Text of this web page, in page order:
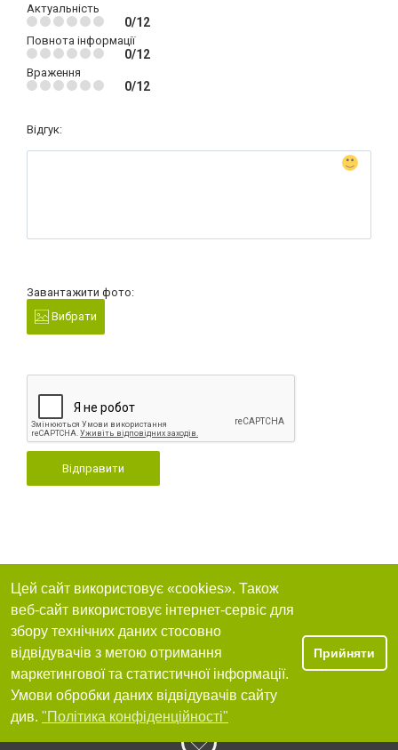
Актуальність
0/12
Повнота інформації
0/12
Враження
0/12
Відгук:
Завантажити фото:
Вибрати
Відправити
Цей сайт використовує «cookies». Також
веб-сайт використовує інтернет-сервіс для
збору технічних даних стосовно
відвідувачів з метою отримання
маркетингової та статистичної інформації.
Умови обробки даних відвідувачів сайту
див. "Політика конфіденційності"
Прийняти